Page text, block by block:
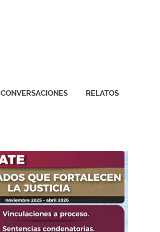
CONVERSACIONES RELATOS